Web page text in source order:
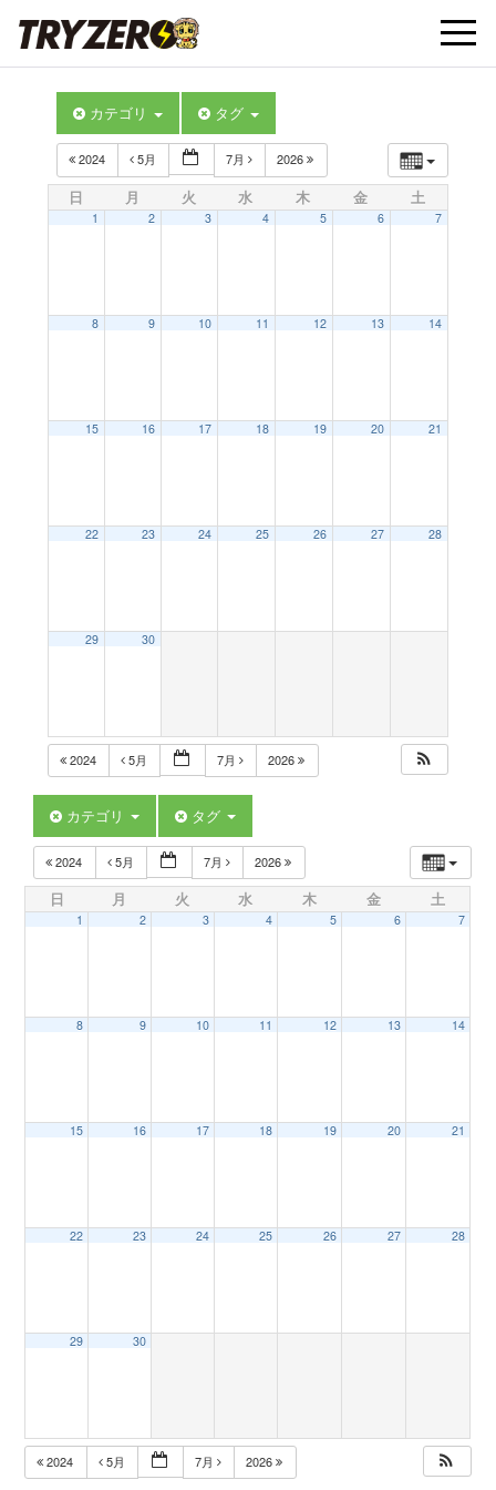
t
t
i
カテゴリ タグ
2024 5月 7月 2026
日 月 火 水 木 金 土
1 2 3 4 5 6 7
8 9 10 11 12 13 14
15 16 17 18 19 20 21
22 23 24 25 26 27 28
29 30
2024 5月 7月 2026
カテゴリ タグ
2024 5月 7月 2026
日 月 火 水 木 金 土
1 2 3 4 5 6 7
8 9 10 11 12 13 14
15 16 17 18 19 20 21
22 23 24 25 26 27 28
29 30
2024 5月 7月 2026